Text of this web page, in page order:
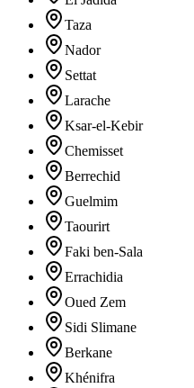
Taza
Nador
Settat
Larache
Ksar-el-Kebir
Chemisset
Berrechid
Guelmim
Taourirt
Faki ben-Sala
Errachidia
Oued Zem
Sidi Slimane
Berkane
Khénifra